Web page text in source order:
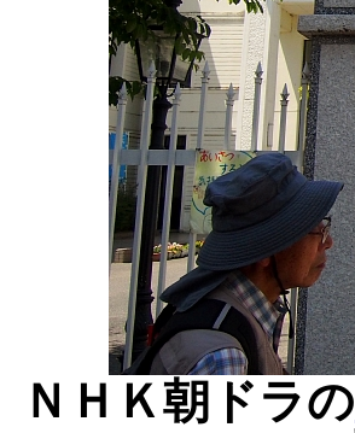
ＮＨＫ朝ドラの